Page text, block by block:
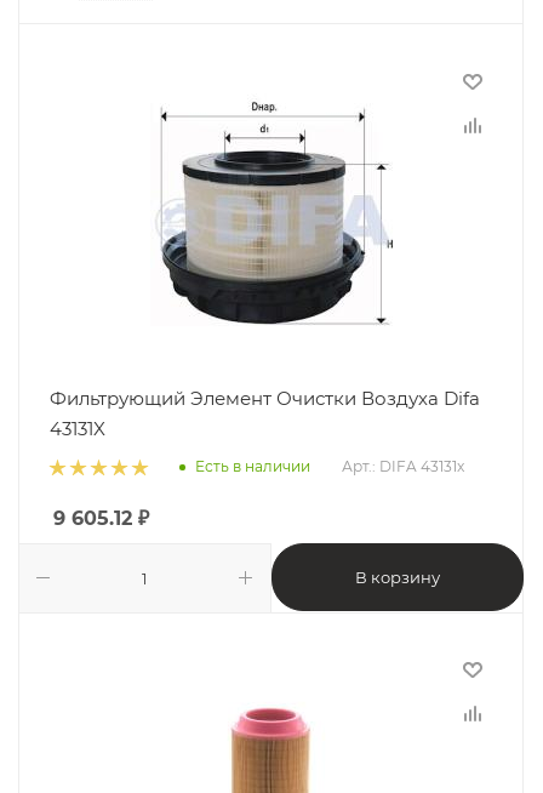
Фильтрующий Элемент Очистки Воздуха Difa
43131X
Есть в наличии Арт.: DIFA 43131x
9 605.12 ₽
В корзину